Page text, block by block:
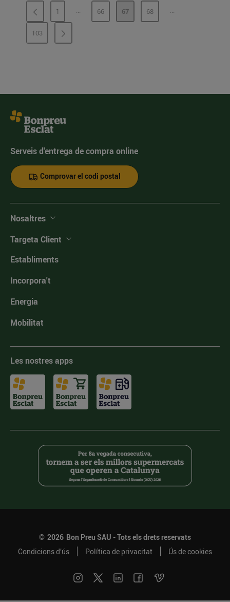
PÀGINA
1 ...PÀGINES INTERMÈDIES
PÀGINA
66 PÀGINA
67 PÀGINA
68 ...PÀGINES
PÀGINA
103
Serveis d'entrega de compra online
Comprovar el codi postal
Nosaltres
Targeta Client
Establiments
Incorpora't
Energia
Mobilitat
Les nostres apps
© 2026 Bon Preu SAU - Tots els drets reservats
Condicions d’ús
Política de privacitat Ús de cookies